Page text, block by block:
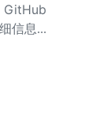
GitHub
信息...